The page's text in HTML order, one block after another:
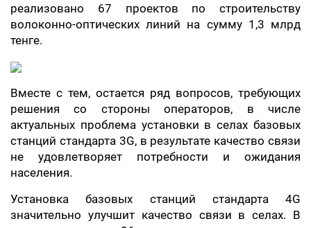
реализовано 67 проектов по строительству
волоконно-оптических линий на сумму 1,3 млрд
тенге.
Вместе с тем, остается ряд вопросов, требующих
решения со стороны операторов, в числе
актуальных проблема установки в селах базовых
станций стандарта 3G, в результате качество связи
не удовлетворяет потребности и ожидания
населения.
Установка базовых станций стандарта 4G
значительно улучшит качество связи в селах. В